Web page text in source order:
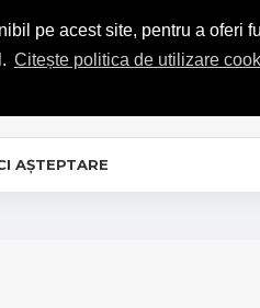
pe acest site, pentru a oferi
Citește politica de utilizare
COMENZI
AȘTEPTARE